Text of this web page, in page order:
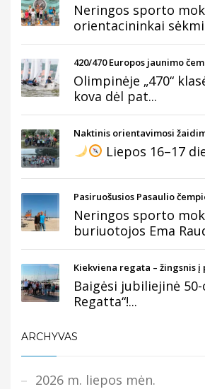
Neringos sporto
orientacininkai
420/470 Europos jaunimo
Olimpinėje „470“
kova dėl pat...
Naktinis orientavimosi
Liepos 16–17
Pasiruošusios Pasaulio
Neringos sporto
buriuotojos Ema
Kiekviena regata – žingsnis į
Baigėsi jubiliejinė
Regatta“!...
ARCHYVAS
2026 m. liepos mėn.